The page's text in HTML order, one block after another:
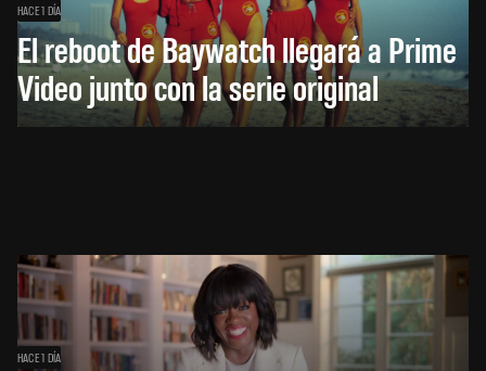
HACE 1 DÍA
El reboot de Baywatch llegará a Prime
Video junto con la serie original
HACE 1 DÍA